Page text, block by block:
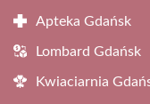
Apteka Gdańsk
Lombard Gdańsk
Kwiaciarnia